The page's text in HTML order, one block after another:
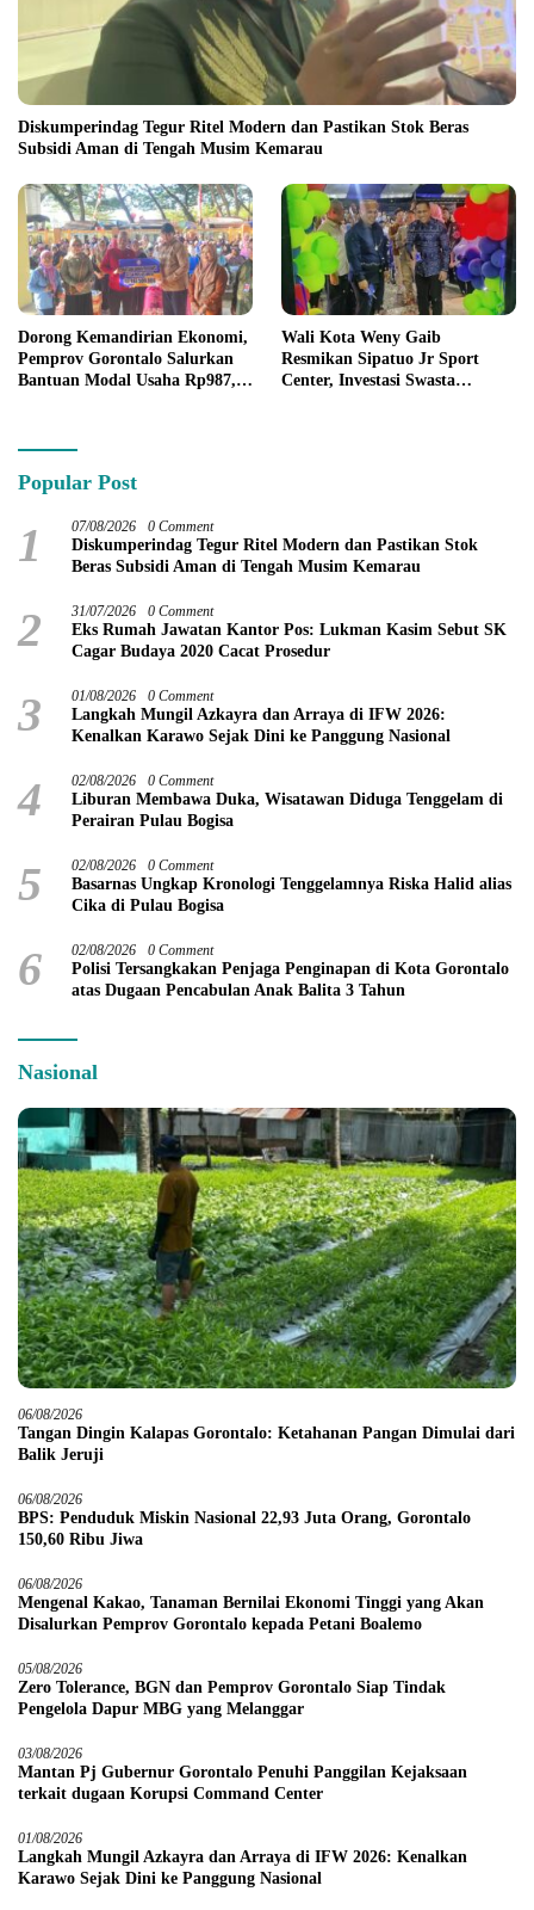
Diskumperindag Tegur Ritel Modern dan Pastikan Stok Beras
Subsidi Aman di Tengah Musim Kemarau
Dorong Kemandirian Ekonomi,
Pemprov Gorontalo Salurkan
Bantuan Modal Usaha Rp987,5
Wali Kota Weny Gaib
Resmikan Sipatuo Jr Sport
Center, Investasi Swasta
Popular Post
1 07/08/2026 0 Comment
Diskumperindag Tegur Ritel Modern dan Pastikan Stok
Beras Subsidi Aman di Tengah Musim Kemarau
2 31/07/2026 0 Comment
Eks Rumah Jawatan Kantor Pos: Lukman Kasim Sebut SK
Cagar Budaya 2020 Cacat Prosedur
3 01/08/2026 0 Comment
Langkah Mungil Azkayra dan Arraya di IFW 2026:
Kenalkan Karawo Sejak Dini ke Panggung Nasional
4 02/08/2026 0 Comment
Liburan Membawa Duka, Wisatawan Diduga Tenggelam di
Perairan Pulau Bogisa
5 02/08/2026 0 Comment
Basarnas Ungkap Kronologi Tenggelamnya Riska Halid alias
Cika di Pulau Bogisa
6 02/08/2026 0 Comment
Polisi Tersangkakan Penjaga Penginapan di Kota Gorontalo
atas Dugaan Pencabulan Anak Balita 3 Tahun
Nasional
06/08/2026
Tangan Dingin Kalapas Gorontalo: Ketahanan Pangan Dimulai dari
Balik Jeruji
06/08/2026
BPS: Penduduk Miskin Nasional 22,93 Juta Orang, Gorontalo
150,60 Ribu Jiwa
06/08/2026
Mengenal Kakao, Tanaman Bernilai Ekonomi Tinggi yang Akan
Disalurkan Pemprov Gorontalo kepada Petani Boalemo
05/08/2026
Zero Tolerance, BGN dan Pemprov Gorontalo Siap Tindak
Pengelola Dapur MBG yang Melanggar
03/08/2026
Mantan Pj Gubernur Gorontalo Penuhi Panggilan Kejaksaan
terkait dugaan Korupsi Command Center
01/08/2026
Langkah Mungil Azkayra dan Arraya di IFW 2026: Kenalkan
Karawo Sejak Dini ke Panggung Nasional